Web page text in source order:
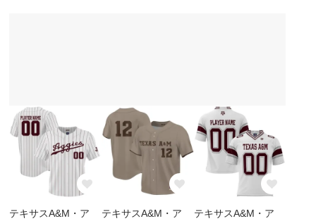
テキサスA&M・ア
テキサスA&M・ア
テキサスA&M・ア